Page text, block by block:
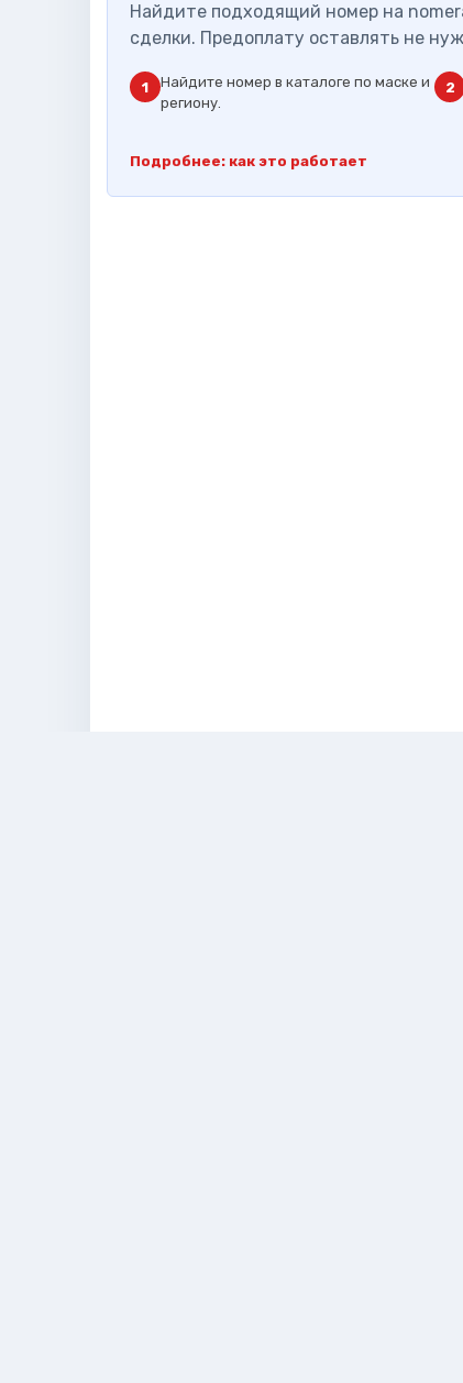
Найдите подходящий номер на
сделки. Предоплату оставлять не
1
Найдите номер в каталоге по маске и
региону.
2
Подробнее: как это работает